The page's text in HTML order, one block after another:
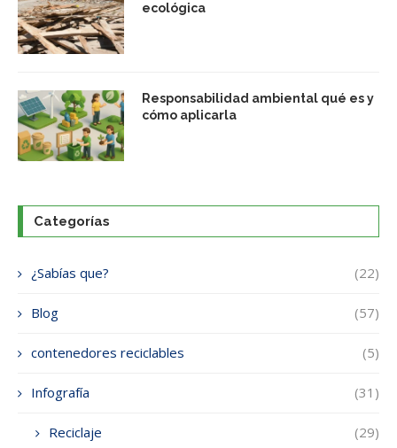
ecológica
Responsabilidad ambiental qué es y
cómo aplicarla
Categorías
¿Sabías que? (22)
Blog (57)
contenedores reciclables (5)
Infografía (31)
Reciclaje (29)